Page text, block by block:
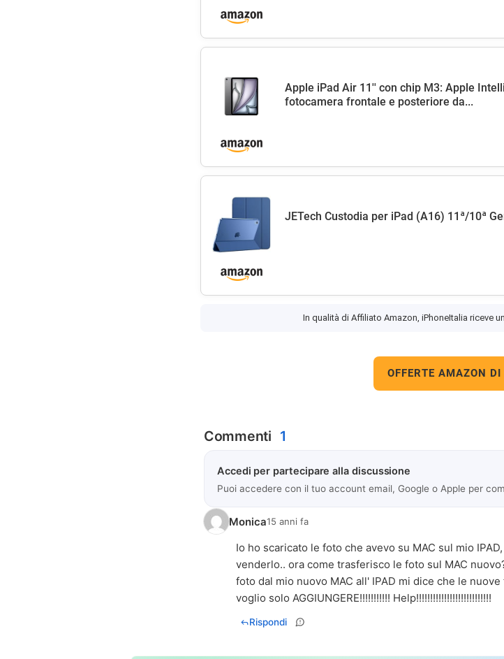
Apple iPad Air 11'' con chip M3: Apple
fotocamera frontale e posteriore da...
JETech Custodia per iPad (A16) 11ª/10ª
In qualità di Affiliato Amazon, iPhoneItalia riceve
OFFERTE AMAZON DI
Commenti 1
Accedi per partecipare alla discussione
Puoi accedere con il tuo account email, Google o Apple per
Monica15 anni fa
Io ho scaricato le foto che avevo su MAC sul mio
venderlo.. ora come trasferisco le foto sul MAC
foto dal mio nuovo MAC all' IPAD mi dice che le
voglio solo AGGIUNGERE!!!!!!!!!!! Help!!!!!!!!!!!!!!!!!!!!!!!!!!!
Rispondi